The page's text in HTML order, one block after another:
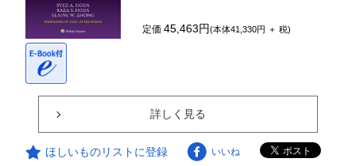
定価45,463円(本体41,330円 ＋ 税)
詳しく見る
ほしいものリストに登録 いいね